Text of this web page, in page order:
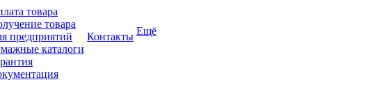
товара
товара
предприятий
каталоги
Контакты Ещё